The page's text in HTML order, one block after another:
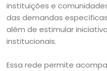
instituições e
das demandas
além de estimular
institucionais.
Essa rede permite